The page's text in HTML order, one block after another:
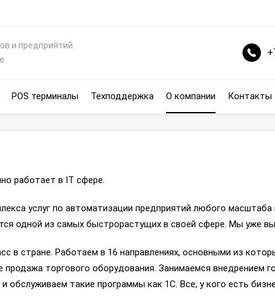
и предприятий
POS терминалы Техподдержка О компании Контакты
работает в IT сфере.
услуг по автоматизации предприятий любого
одной из самых быстрорастущих в своей сфере. Мы уже
в стране. Работаем в 16 направлениях, основными из
торгового оборудования. Занимаемся внедрением
такие программы как 1С. Все, у кого есть